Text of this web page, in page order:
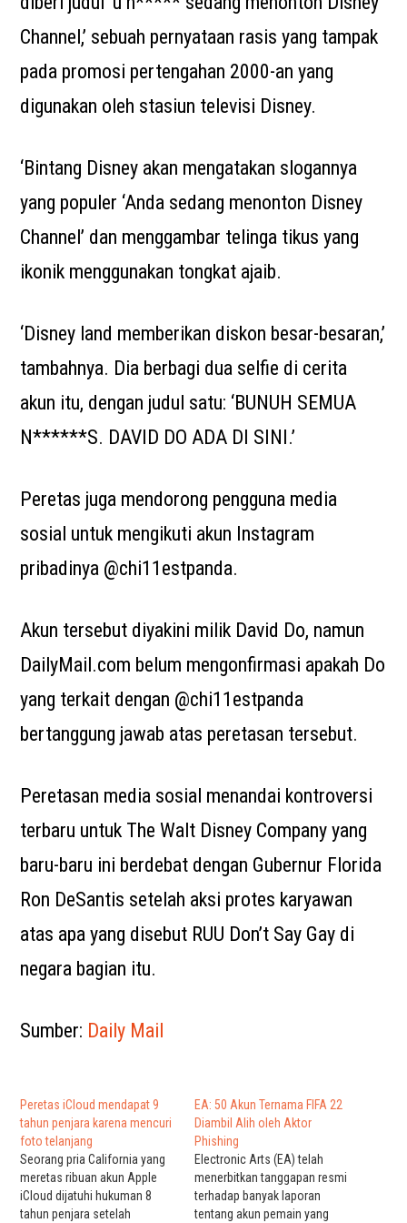
Channel,’ sebuah pernyataan rasis yang tampak
pada promosi pertengahan 2000-an yang
digunakan oleh stasiun televisi Disney.
‘Bintang Disney akan mengatakan slogannya
yang populer ‘Anda sedang menonton Disney
Channel’ dan menggambar telinga tikus yang
ikonik menggunakan tongkat ajaib.
‘Disney land memberikan diskon besar-besaran,’
tambahnya. Dia berbagi dua selfie di cerita
akun itu, dengan judul satu: ‘BUNUH SEMUA
N******S. DAVID DO ADA DI SINI.’
Peretas juga mendorong pengguna media
sosial untuk mengikuti akun Instagram
pribadinya @chi11estpanda.
Akun tersebut diyakini milik David Do, namun
DailyMail.com belum mengonfirmasi apakah Do
yang terkait dengan @chi11estpanda
bertanggung jawab atas peretasan tersebut.
Peretasan media sosial menandai kontroversi
terbaru untuk The Walt Disney Company yang
baru-baru ini berdebat dengan Gubernur Florida
Ron DeSantis setelah aksi protes karyawan
atas apa yang disebut RUU Don’t Say Gay di
negara bagian itu.
Sumber: Daily Mail
Peretas iCloud mendapat 9
tahun penjara karena mencuri
foto telanjang
Seorang pria California yang
meretas ribuan akun Apple
iCloud dijatuhi hukuman 8
tahun penjara setelah
EA: 50 Akun Ternama FIFA 22
Diambil Alih oleh Aktor
Phishing
Electronic Arts (EA) telah
menerbitkan tanggapan resmi
terhadap banyak laporan
tentang akun pemain yang